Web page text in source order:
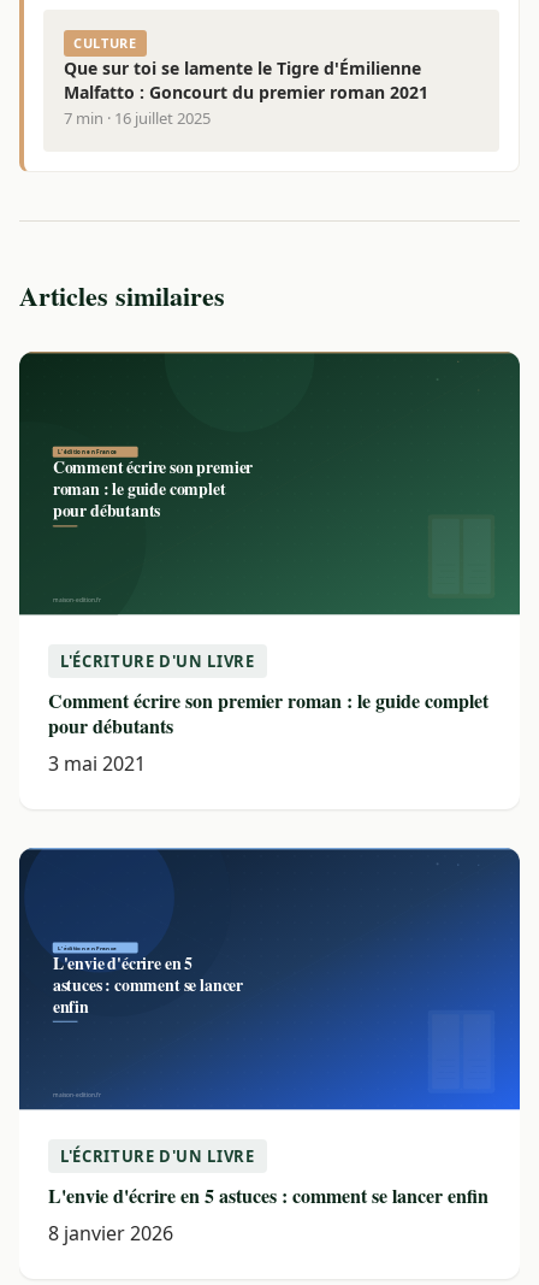
CULTURE
Que sur toi se lamente le Tigre d'Émilienne
Malfatto : Goncourt du premier roman 2021
7 min · 16 juillet 2025
Articles similaires
L'ÉCRITURE D'UN LIVRE
Comment écrire son premier roman : le guide complet
pour débutants
3 mai 2021
L'ÉCRITURE D'UN LIVRE
L'envie d'écrire en 5 astuces : comment se lancer enfin
8 janvier 2026